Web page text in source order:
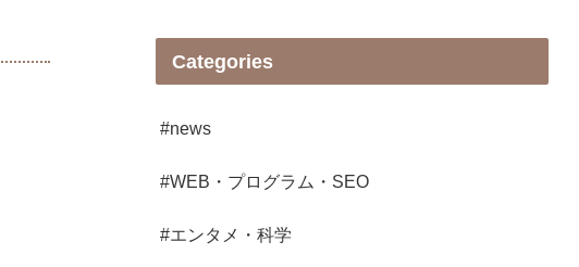
Categories
#news
#WEB・プログラム・SEO
#エンタメ・科学